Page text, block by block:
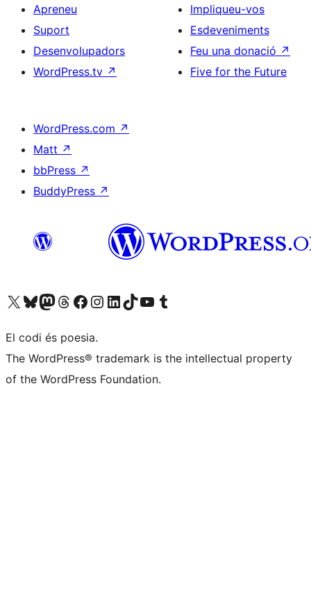
Apreneu
Suport
Desenvolupadors
WordPress.tv ↗
Impliqueu-vos
Esdeveniments
Feu una donació ↗
Five for the Future
WordPress.com ↗
Matt ↗
bbPress ↗
BuddyPress ↗
Visiteu el nostre compte X (abans Twitter)
Visiteu el nostre compte de Bluesky
Visiteu el nostre compte al Mastodon
Visiteu el nostre compte de Threads
Visiteu la nostra pàgina al Facebook
Visiteu el nostre compte d'Instagram
Visiteu el nostre compte de LinkedIn
Visiteu el nostre compte de TikTok
Visiteu el nostre canal al YouTube
Visiteu el nostre compte de Tumblr
El codi és poesia.
The WordPress® trademark is the intellectual property
of the WordPress Foundation.